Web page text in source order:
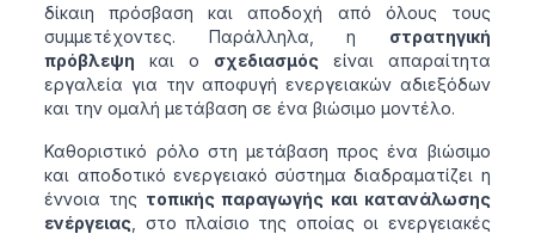
δίκαιη πρόσβαση και αποδοχή από όλους τους
συμμετέχοντες. Παράλληλα, η στρατηγική
πρόβλεψη και ο σχεδιασμόςείναι απαραίτητα
εργαλεία για την αποφυγή ενεργειακών αδιεξόδων
και την ομαλή μετάβαση σε ένα βιώσιμο μοντέλο.
Καθοριστικό ρόλο στη μετάβαση προς ένα βιώσιμο
και αποδοτικό ενεργειακό σύστημα διαδραματίζει η
έννοια της τοπικής παραγωγής και κατανάλωσης
ενέργειας , στο πλαίσιο της οποίας οι ενεργειακές